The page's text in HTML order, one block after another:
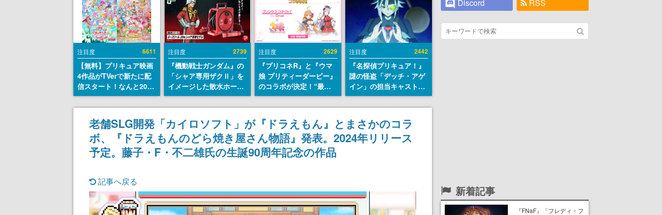
注目度 6611
【無料】プリキュア映画
4作品がTVerで新たに配
信スタート！なんと2018
年～2024年の映画ほぼす
べてが見放題に、ぶっち
ゃけありえないラインナ
ップ
注目度 2739
『機動戦士ガンダム』の
「シャア専用ザクⅡ」を
イメージした散水ホース
リールが予約開始。本体
にはシャアのパーソナル
マークやジオン公国軍の
エンブレム、型式番号な
どを配置
注目度 2629
『プリコネR』と『ウマ
娘 プリティーダービー』
のコラボが決定！“最大
170連無料”の8.5周年キ
ャンペーンなども発表
注目度 2442
『名探偵プリキュア！』
謎の怪盗「デッチ・アゲ
イン」の担当キャストは
天﨑滉平さんと判明。
『Re:ゼロから始める異
世界生活』オットー役、
『ヒプノシスマイク』山
田三郎役など
老舗SLG開発「カイロソフト」が『ドラえもん』とまさかのコラ
ボ、『ドラえもんのどら焼き屋さん物語』発表。2024年リリース
予定。藤子・F・不二雄氏の生誕90周年記念の作品
記事へ戻る
Discord
RSS
新着記事
『FNaF』「フレディ・フ